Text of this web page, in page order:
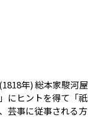
年) 総本家駿
にヒントを得て「
芸事に従事される